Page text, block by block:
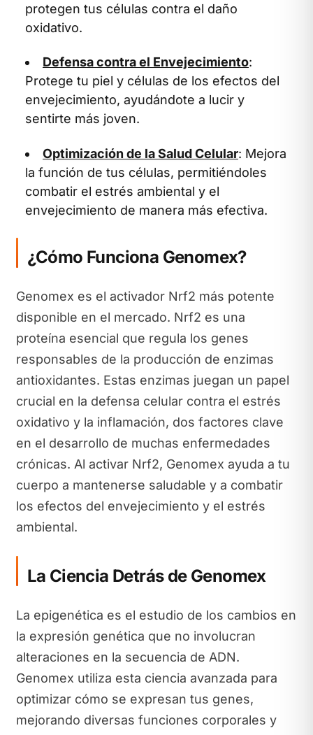
protegen tus células contra el daño
oxidativo.
Defensa contra el Envejecimiento:
Protege tu piel y células de los efectos del
envejecimiento, ayudándote a lucir y
sentirte más joven.
Optimización de la Salud Celular: Mejora
la función de tus células, permitiéndoles
combatir el estrés ambiental y el
envejecimiento de manera más efectiva.
¿Cómo Funciona Genomex?
Genomex es el activador Nrf2 más potente
disponible en el mercado. Nrf2 es una
proteína esencial que regula los genes
responsables de la producción de enzimas
antioxidantes. Estas enzimas juegan un papel
crucial en la defensa celular contra el estrés
oxidativo y la inflamación, dos factores clave
en el desarrollo de muchas enfermedades
crónicas. Al activar Nrf2, Genomex ayuda a tu
cuerpo a mantenerse saludable y a combatir
los efectos del envejecimiento y el estrés
ambiental.
La Ciencia Detrás de Genomex
La epigenética es el estudio de los cambios en
la expresión genética que no involucran
alteraciones en la secuencia de ADN.
Genomex utiliza esta ciencia avanzada para
optimizar cómo se expresan tus genes,
mejorando diversas funciones corporales y